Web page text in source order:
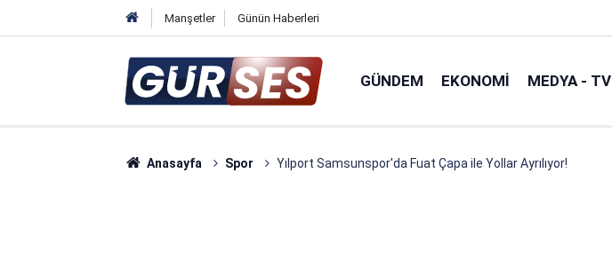
Manşetler Günün Haberleri
GÜNDEM EKONOMI MEDYA - TV
Anasayfa Spor Yılport Samsunspor'da Fuat Çapa ile Yollar Ayrılıyor!